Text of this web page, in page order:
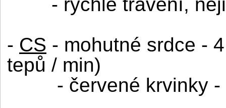
- CS - mohutné srdce -
tepů / min)
- červené krvinky